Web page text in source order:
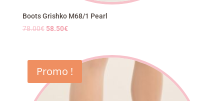
Boots Grishko M68/1 Pearl
78.00€ Le
était :
78.00€.
58.50€Le
est :
58.50€.
Promo !